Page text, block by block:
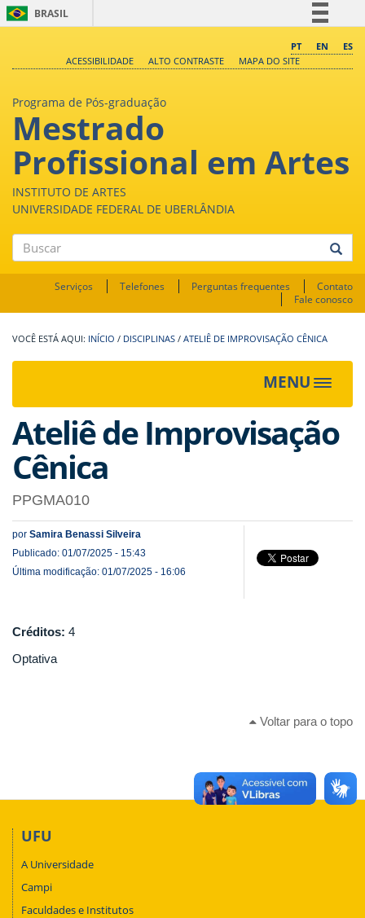
BRASIL
Comunica BR
Canais
PT EN
ES
ACESSIBILIDADE
ALTO CONTRASTE MAPA DO SITE
Programa de Pós-graduação
Mestrado
Profissional em Artes
INSTITUTO DE ARTES
UNIVERSIDADE FEDERAL DE UBERLÂNDIA
Buscar
Serviços Telefones Perguntas frequentes
Contato
Fale conosco
INÍCIO / DISCIPLINAS / ATELIÊ DE IMPROVISAÇÃO CÊNICA
MENU
Toggle
Ateliê de Improvisação
Cênica
PPGMA010
por Samira Benassi Silveira
Publicado: 01/07/2025 - 15:43
Última modificação: 01/07/2025 - 16:06
Créditos: 4
Optativa
Voltar para o topo
UFU
A Universidade
Campi
Faculdades e Institutos